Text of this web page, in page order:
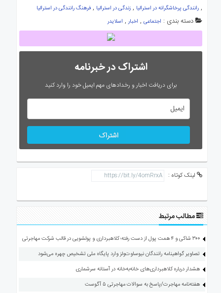
, رانندگی پرخاشگرانه در استرالیا , زندگی در استرالیا , فرهنگ رانندگی در استرالیا
دسته بندی : اجتماعی, اخبار, اسلایدر
اشتراک در خبرنامه
برای دریافت اخبار و رخدادهای مهم ایمیل خود را وارد کنید
اشتراک
لینک کوتاه :
مطالب مرتبط
۳۰۰ شاکی و ۴ همت پول از دست رفته؛ کلاهبرداری و پولشویی در قالب شرکت مهاجرتی
تصاویر گواهینامه رانندگان نیوساوت‌ولز وارد پایگاه ملی تشخیص چهره می‌شود
هشدار درباره کلاهبرداری‌های خانه‌به‌خانه در آستانه سرشماری
هفته‌نامه مهاجرت/پاسخ به سوالات مهاجرتی ۵ آگوست